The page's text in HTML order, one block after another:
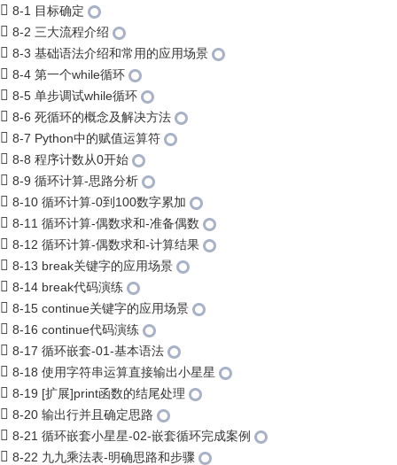
8-1 目标确定
8-2 三大流程介绍
8-3 基础语法介绍和常用的应用场景
8-4 第一个while循环
8-5 单步调试while循环
8-6 死循环的概念及解决方法
8-7 Python中的赋值运算符
8-8 程序计数从0开始
8-9 循环计算-思路分析
8-10 循环计算-0到100数字累加
8-11 循环计算-偶数求和-准备偶数
8-12 循环计算-偶数求和-计算结果
8-13 break关键字的应用场景
8-14 break代码演练
8-15 continue关键字的应用场景
8-16 continue代码演练
8-17 循环嵌套-01-基本语法
8-18 使用字符串运算直接输出小星星
8-19 [扩展]print函数的结尾处理
8-20 输出行并且确定思路
8-21 循环嵌套小星星-02-嵌套循环完成案例
8-22 九九乘法表-明确思路和步骤